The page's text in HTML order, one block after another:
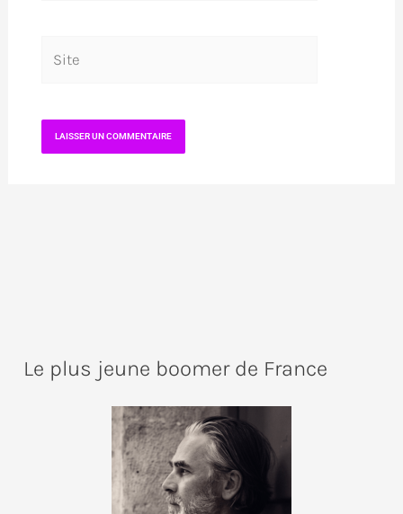
Le plus jeune boomer de France